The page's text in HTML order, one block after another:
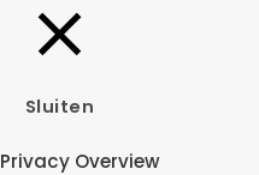
Sluiten
Privacy Overview